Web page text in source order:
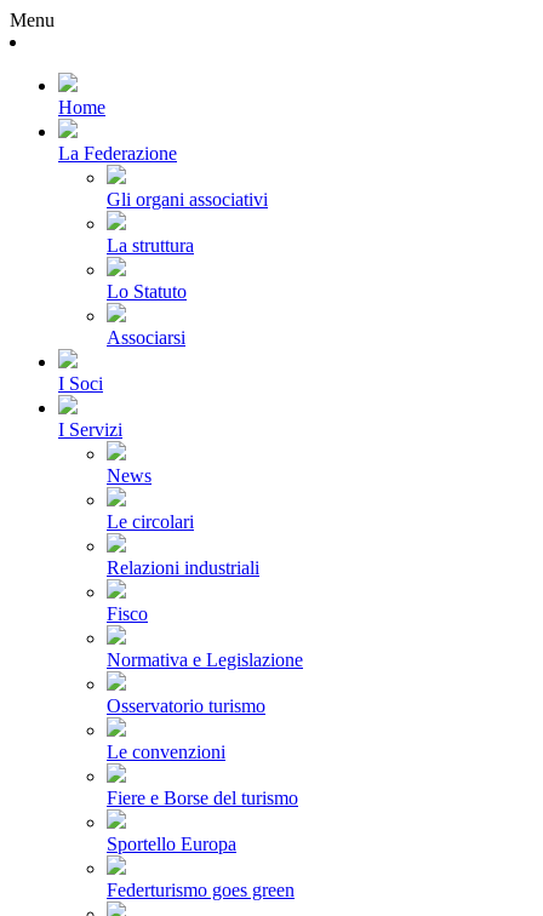
Menu
Home
La Federazione
Gli organi associativi
La struttura
Lo Statuto
Associarsi
I Soci
I Servizi
News
Le circolari
Relazioni industriali
Fisco
Normativa e Legislazione
Osservatorio turismo
Le convenzioni
Fiere e Borse del turismo
Sportello Europa
Federturismo goes green